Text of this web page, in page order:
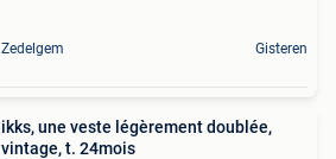
Zedelgem Gisteren
ikks, une veste légèrement doublée,
vintage, t. 24mois